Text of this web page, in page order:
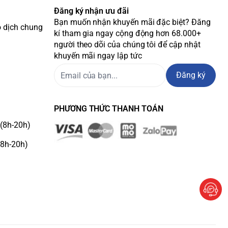
dịch chung
20h)
20h)
Đăng ký nhận ưu đãi
Bạn muốn nhận khuyến mãi đặc biệt? Đăng
kí tham gia ngay cộng động hơn 68.000+
người theo dõi của chúng tôi để cập nhật
khuyến mãi ngay lập tức
Đăng ký
PHƯƠNG THỨC THANH TOÁN